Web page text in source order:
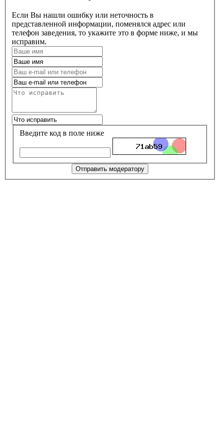
Если Вы нашли ошибку или неточность в
представленной информации, поменялся адрес или
телефон заведения, то укажите это в форме ниже, и мы
исправим.
Введите код в поле ниже
Отправить модератору